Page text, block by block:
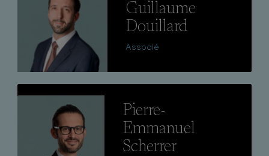
Guillaume
Douillard
Associé
Pierre-
Emmanuel
Scherrer